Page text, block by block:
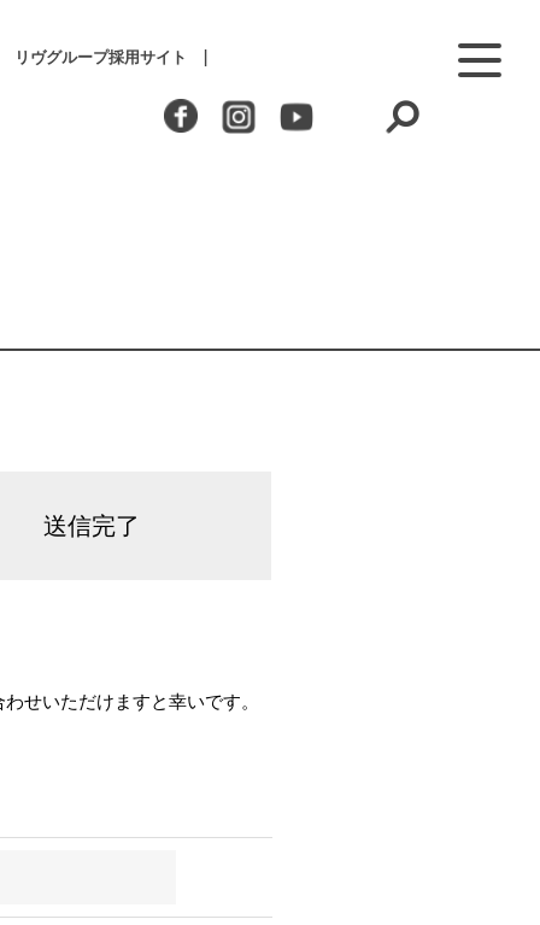
リヴグループ採用サイト
送信完了
せいただけますと幸いです。